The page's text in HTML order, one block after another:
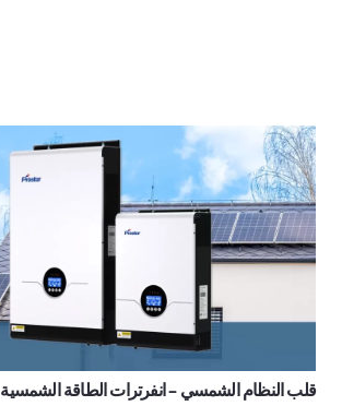
قلب النظام الشمسي – انفرترات الطاقة الشمسية